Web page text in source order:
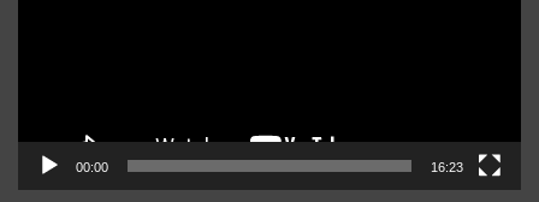
00:00 16:23